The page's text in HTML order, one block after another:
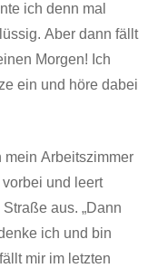
ich denn mal
Aber dann fällt
Morgen! Ich
ein und höre dabei
mein Arbeitszimmer
und leert
aus. „Dann
ich und bin
mir im letzten